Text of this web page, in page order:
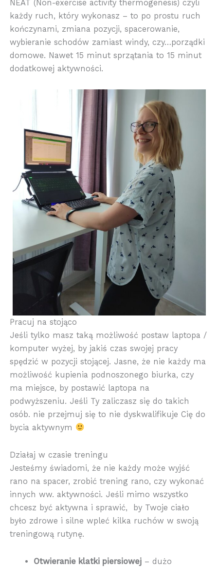
NEAT (Non-exercise activity thermogenesis) czyli
każdy ruch, który wykonasz – to po prostu ruch
kończynami, zmiana pozycji, spacerowanie,
wybieranie schodów zamiast windy, czy…porządki
domowe. Nawet 15 minut sprzątania to 15 minut
dodatkowej aktywności.
Pracuj na stojąco
Jeśli tylko masz taką możliwość postaw laptopa /
komputer wyżej, by jakiś czas swojej pracy
spędzić w pozycji stojącej. Jasne, że nie każdy ma
możliwość kupienia podnoszonego biurka, czy
ma miejsce, by postawić laptopa na
podwyższeniu. Jeśli Ty zaliczasz się do takich
osób. nie przejmuj się to nie dyskwalifikuje Cię do
bycia aktywnym
Działaj w czasie treningu
Jesteśmy świadomi, że nie każdy może wyjść
rano na spacer, zrobić trening rano, czy wykonać
innych ww. aktywności. Jeśli mimo wszystko
chcesz być aktywna i sprawić, by Twoje ciało
było zdrowe i silne wpleć kilka ruchów w swoją
treningową rutynę.
Otwieranie klatki piersiowej – dużo